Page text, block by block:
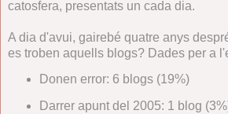
catosfera, presentats un cada dia.
A dia d'avui, gairebé quatre anys
es troben aquells blogs? Dades per a
Donen error: 6 blogs (19%)
Darrer apunt del 2005: 1 blog